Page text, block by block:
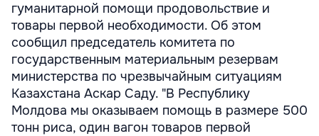
гуманитарной помощи продовольствие и
товары первой необходимости. Об этом
сообщил председатель комитета по
государственным материальным резервам
министерства по чрезвычайным ситуациям
Казахстана Аскар Саду. "В Республику
Молдова мы оказываем помощь в размере 500
тонн риса, один вагон товаров первой